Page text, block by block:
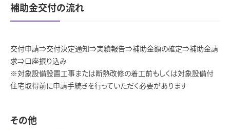
補助金交付の流れ
交付申請⇒交付決定通知⇒実績報告⇒補助金額の確定⇒補助金請
求⇒口座振り込み
※対象設備設置工事または断熱改修の着工前もしくは対象設備付
住宅取得前に申請手続きを行っていただく必要があります
その他